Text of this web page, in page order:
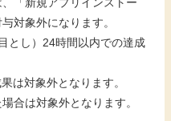
対象外になります。
とし）24時間以内での達成
は対象外となります。
合は対象外となります。